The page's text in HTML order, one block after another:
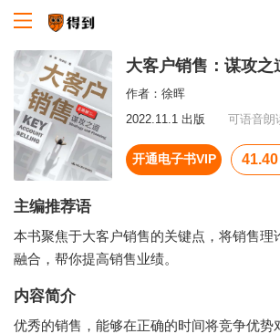
大客户销售：谋攻之
作者： 徐晖
2022.11.1 出版
可语音朗
开通电子书VIP 41.40
主编推荐语
本书聚焦于大客户销售的关键点，将销售理
融合，帮你提高销售业绩。
内容简介
优秀的销售，能够在正确的时间将竞争优势